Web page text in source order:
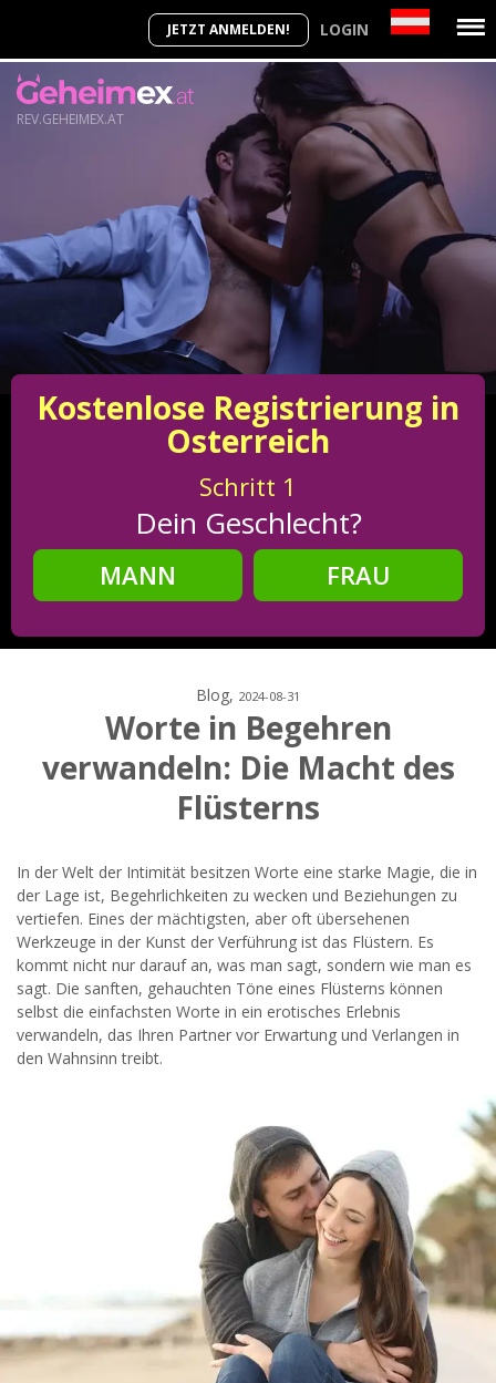
JETZT ANMELDEN! LOGIN
REV.GEHEIMEX.AT
Kostenlose Registrierung in
Osterreich
Schritt 1
Dein Geschlecht?
MANN
FRAU
Schritt2
Schritt3
Deine E-Mail?
Mit meiner Anmeldung erkläre ich mich mit den
Nutzungsbedingungen und derDatenschutzerklärung
einverstanden. Ich erhalte Informationen und Angebote des
Betreibers per E-Mail, der Zusendung kann ich jederzeit
widersprechen.
JETZT ANMELDEN!
Blog, 2024-08-31
Worte in Begehren
verwandeln: Die Macht des
Flüsterns
In der Welt der Intimität besitzen Worte eine starke Magie, die in
der Lage ist, Begehrlichkeiten zu wecken und Beziehungen zu
vertiefen. Eines der mächtigsten, aber oft übersehenen
Werkzeuge in der Kunst der Verführung ist das Flüstern. Es
kommt nicht nur darauf an, was man sagt, sondern wie man es
sagt. Die sanften, gehauchten Töne eines Flüsterns können
selbst die einfachsten Worte in ein erotisches Erlebnis
verwandeln, das Ihren Partner vor Erwartung und Verlangen in
den Wahnsinn treibt.